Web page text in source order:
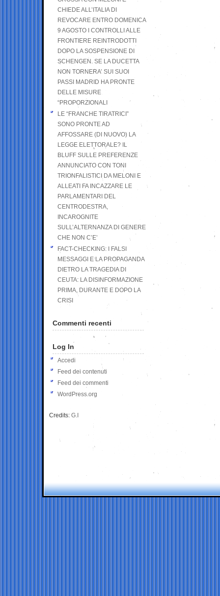
CHIEDE ALL’ITALIA DI
REVOCARE ENTRO DOMENICA
9 AGOSTO I CONTROLLI ALLE
FRONTIERE REINTRODOTTI
DOPO LA SOSPENSIONE DI
SCHENGEN. SE LA DUCETTA
NON TORNERA’ SUI SUOI
PASSI MADRID HA PRONTE
DELLE MISURE
“PROPORZIONALI
LE “FRANCHE TIRATRICI”
SONO PRONTE AD
AFFOSSARE (DI NUOVO) LA
LEGGE ELETTORALE? IL
BLUFF SULLE PREFERENZE
ANNUNCIATO CON TONI
TRIONFALISTICI DA MELONI E
ALLEATI FA INCAZZARE LE
PARLAMENTARI DEL
CENTRODESTRA,
INCAROGNITE
SULL’ALTERNANZA DI GENERE
CHE NON C’E’
FACT-CHECKING: I FALSI
MESSAGGI E LA PROPAGANDA
DIETRO LA TRAGEDIA DI
CEUTA: LA DISINFORMAZIONE
PRIMA, DURANTE E DOPO LA
CRISI
Commenti recenti
Log In
Accedi
Feed dei contenuti
Feed dei commenti
WordPress.org
Credits: G.I